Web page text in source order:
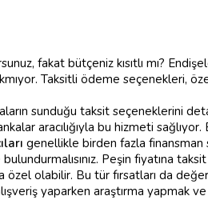
fakat bütçeniz kısıtlı mı?
Taksitli ödeme seçenekleri,
sunduğu taksit seçeneklerini
aracılığıyla bu hizmeti sağlıyor.
genellikle birden fazla finansman
Peşin fiyatına
özel olabilir. Bu tür fırsatları da
yaparken araştırma yapmak